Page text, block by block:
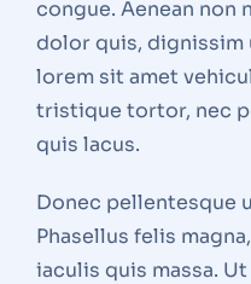
congue. Aenean non
dolor quis, dignissim
lorem sit amet
tristique tortor, nec
quis lacus.
Donec pellentesque
Phasellus felis
iaculis quis massa.